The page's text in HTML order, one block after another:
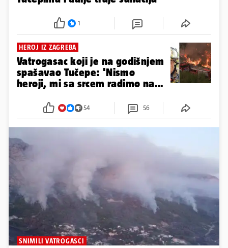
1
HEROJ IZ ZAGREBA
Vatrogasac koji je na godišnjem
spašavao Tučepe: 'Nismo
heroji, mi sa srcem radimo naš
54 56
SNIMILI VATROGASCI